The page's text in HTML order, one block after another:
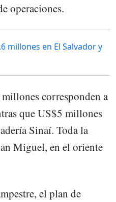
operaciones.
millones en El Salvador y
corresponden a
que US$5 millones
Sinaí. Toda la
Miguel, en el oriente
el plan de